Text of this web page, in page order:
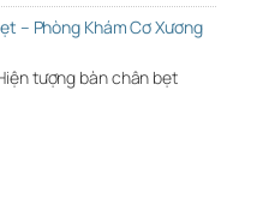
– Phòng Khám Cơ Xương
tượng bàn chân bẹt